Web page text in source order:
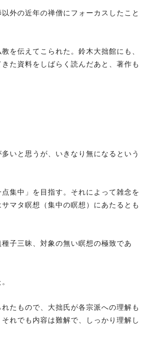
外の近年の禅僧にフォーカスしたこと
を伝えてこられた。鈴木大拙館にも、
た資料をしばらく読んだあと、著作も
いと思うが、いきなり無になるという
集中」を目指す。それによって雑念を
マタ瞑想（集中の瞑想）にあたるとも
子三昧、対象の無い瞑想の極致であ
たもので、大拙氏が各宗派への理解も
れでも内容は難解で、しっかり理解し